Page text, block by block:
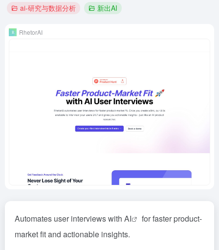
ai-研究与数据分析 新出AI
RhetorAI
Automates user interviews with AI
for faster product-
market fit and actionable insights.